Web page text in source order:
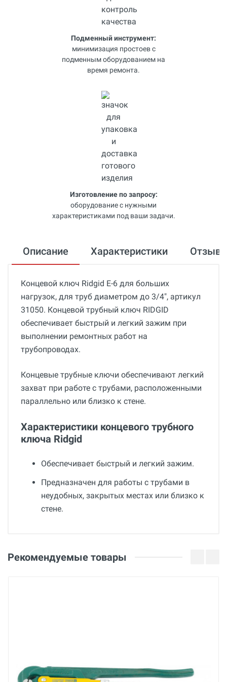
Подменный инструмент:
минимизация простоев с
подменным оборудованием на
время ремонта.
Изготовление по запросу:
оборудование с нужными
характеристиками под ваши задачи.
Описание Характеристики
Концевой ключ Ridgid E-6 для больших
нагрузок, для труб диаметром до 3/4", артикул
31050. Концевой трубный ключ RIDGID
обеспечивает быстрый и легкий зажим при
выполнении ремонтных работ на
трубопроводах.
Концевые трубные ключи обеспечивают легкий
захват при работе с трубами, расположенными
параллельно или близко к стене.
Характеристики концевого трубного
ключа Ridgid
Обеспечивает быстрый и легкий зажим.
Предназначен для работы с трубами в
неудобных, закрытых местах или близко к
стене.
12 месяцев
Оценка
Ваше сообщение
Рекомендуемые товары